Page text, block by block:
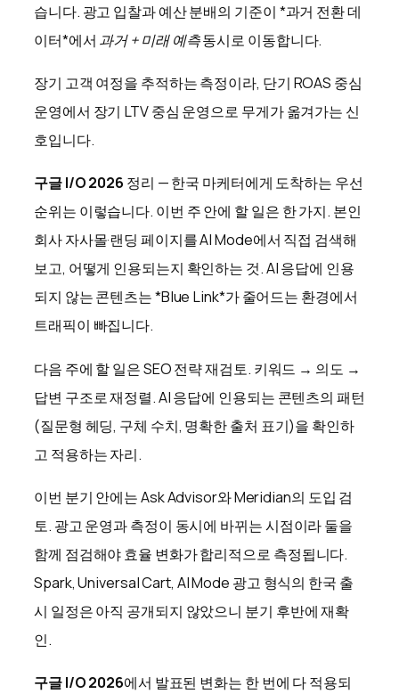
습니다. 광고 입찰과 예산 분배의 기준이 *과거 전환 데
이터*에서 과거 + 미래 예측동시로 이동합니다.
장기 고객 여정을 추적하는 측정이라, 단기 ROAS 중심
운영에서 장기 LTV 중심 운영으로 무게가 옮겨가는 신
호입니다.
구글 I/O 2026 정리 — 한국 마케터에게 도착하는 우선
순위는 이렇습니다. 이번 주 안에 할 일은 한 가지. 본인
회사 자사몰·랜딩 페이지를 AI Mode에서 직접 검색해
보고, 어떻게 인용되는지 확인하는 것. AI 응답에 인용
되지 않는 콘텐츠는 *Blue Link*가 줄어드는 환경에서
트래픽이 빠집니다.
다음 주에 할 일은 SEO 전략 재검토. 키워드 → 의도 →
답변 구조로 재정렬. AI 응답에 인용되는 콘텐츠의 패턴
(질문형 헤딩, 구체 수치, 명확한 출처 표기)을 확인하
고 적용하는 자리.
이번 분기 안에는 Ask Advisor와 Meridian의 도입 검
토. 광고 운영과 측정이 동시에 바뀌는 시점이라 둘을
함께 점검해야 효율 변화가 합리적으로 측정됩니다.
Spark, Universal Cart, AI Mode 광고 형식의 한국 출
시 일정은 아직 공개되지 않았으니 분기 후반에 재확
인.
구글 I/O 2026에서 발표된 변화는 한 번에 다 적용되